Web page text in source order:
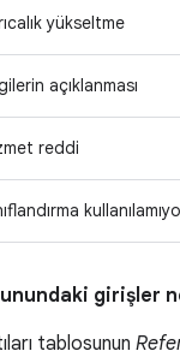
yükseltme
açıklanması
reddi
girişler
tablosunun